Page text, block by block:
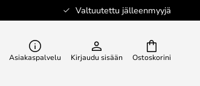
Valtuutettu jälleenmyyjä
Ostoskorini
Asiakaspalvelu Kirjaudu sisään